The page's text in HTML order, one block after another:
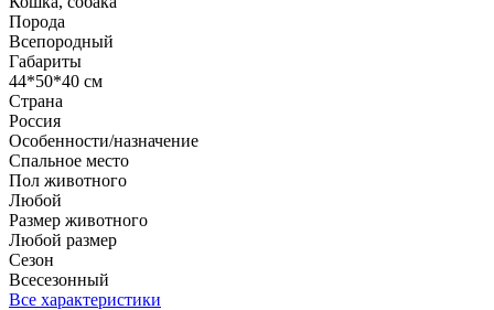
Порода
Всепородный
Габариты
44*50*40 см
Страна
Россия
Особенности/назначение
Спальное место
Пол животного
Любой
Размер животного
Любой размер
Сезон
Всесезонный
Все характеристики